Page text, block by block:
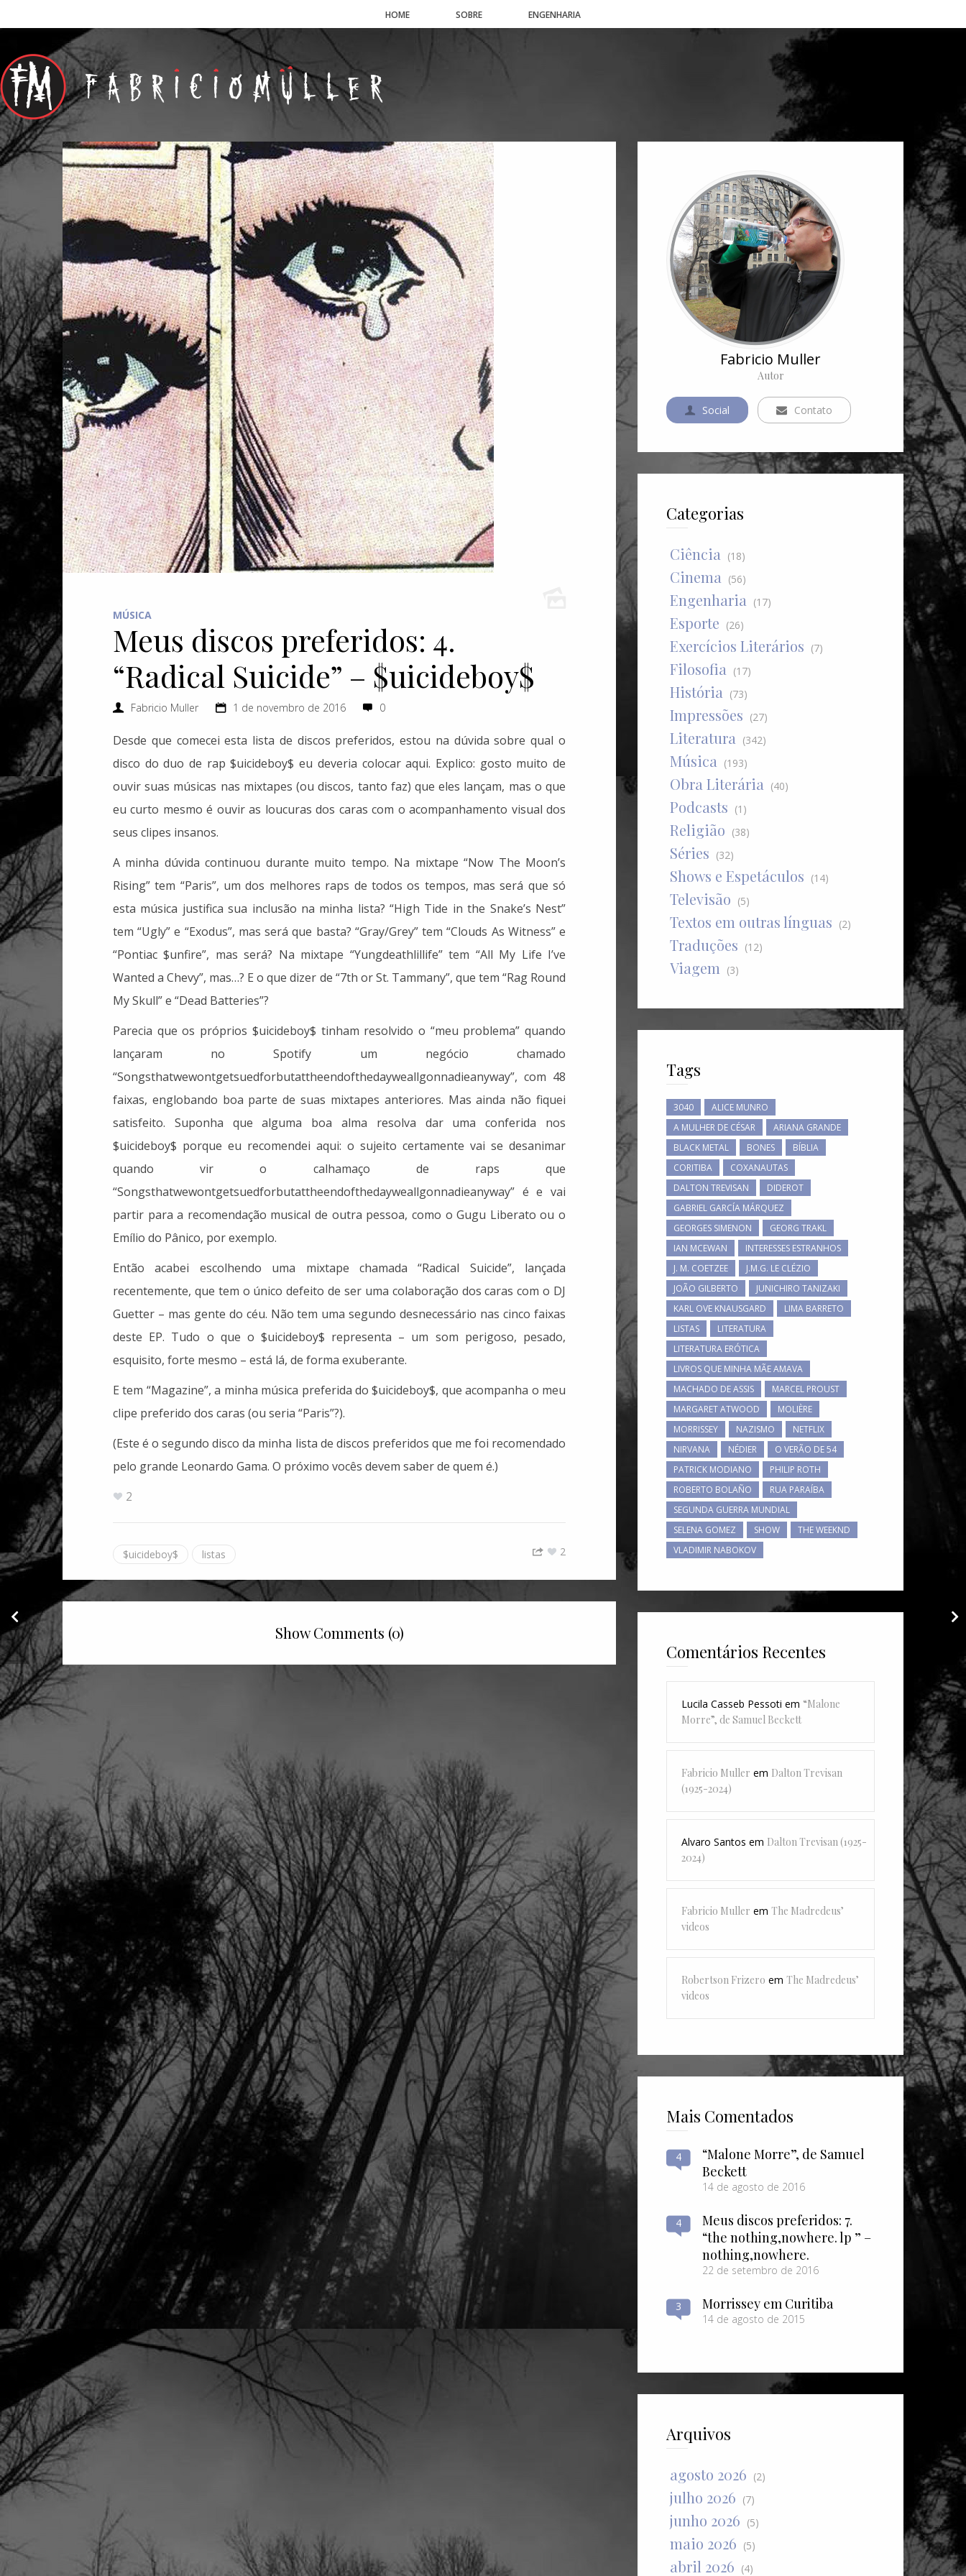
HOME SOBRE ENGENHARIA
Artigo: "Análise da influência
da hidrologia e do número de
unidades na perda de carga
média"
MÚSICA
Meus discos preferidos: 4.
“Radical Suicide” – $uicideboy$
Fabricio Muller 1 de novembro de 2016 0
Desde que comecei esta lista de discos preferidos, estou na dúvida sobre qual o
disco do duo de rap $uicideboy$ eu deveria colocar aqui. Explico: gosto muito de
ouvir suas músicas nas mixtapes (ou discos, tanto faz) que eles lançam, mas o que
eu curto mesmo é ouvir as loucuras dos caras com o acompanhamento visual dos
seus clipes insanos.
A minha dúvida continuou durante muito tempo. Na mixtape “Now The Moon’s
Rising” tem “Paris”, um dos melhores raps de todos os tempos, mas será que só
esta música justifica sua inclusão na minha lista? “High Tide in the Snake’s Nest”
tem “Ugly” e “Exodus”, mas será que basta? “Gray/Grey” tem “Clouds As Witness” e
“Pontiac $unfire”, mas será? Na mixtape “Yungdeathlillife” tem “All My Life I’ve
Wanted a Chevy”, mas…? E o que dizer de “7th or St. Tammany”, que tem “Rag Round
My Skull” e “Dead Batteries”?
Parecia que os próprios $uicideboy$ tinham resolvido o “meu problema” quando
lançaram no Spotify um negócio chamado
“Songsthatwewontgetsuedforbutattheendofthedayweallgonnadieanyway”, com 48
faixas, englobando boa parte de suas mixtapes anteriores. Mas ainda não fiquei
satisfeito. Suponha que alguma boa alma resolva dar uma conferida nos
$uicideboy$ porque eu recomendei aqui: o sujeito certamente vai se desanimar
quando vir o calhamaço de raps que
“Songsthatwewontgetsuedforbutattheendofthedayweallgonnadieanyway” é e vai
partir para a recomendação musical de outra pessoa, como o Gugu Liberato ou o
Emílio do Pânico, por exemplo.
Então acabei escolhendo uma mixtape chamada “Radical Suicide”, lançada
recentemente, que tem o único defeito de ser uma colaboração dos caras com o DJ
Guetter – mas gente do céu. Não tem uma segundo desnecessário nas cinco faixas
deste EP. Tudo o que o $uicideboy$ representa – um som perigoso, pesado,
esquisito, forte mesmo – está lá, de forma exuberante.
E tem “Magazine”, a minha música preferida do $uicideboy$, que acompanha o meu
clipe preferido dos caras (ou seria “Paris”?).
(Este é o segundo disco da minha lista de discos preferidos que me foi recomendado
pelo grande Leonardo Gama. O próximo vocês devem saber de quem é.)
2
$uicideboy$ listas 2
Show Comments (0)
Fabricio Muller
Autor
Social Contato
Categorias
Ciência (18)
Cinema (56)
Engenharia (17)
Esporte (26)
Exercícios Literários (7)
Filosofia (17)
História (73)
Impressões (27)
Literatura (342)
Música (193)
Obra Literária (40)
Podcasts (1)
Religião (38)
Séries (32)
Shows e Espetáculos (14)
Televisão (5)
Textos em outras línguas (2)
Traduções (12)
Viagem (3)
Tags
3040
ALICE MUNRO
A MULHER DE CÉSAR
ARIANA GRANDE
BLACK METAL
BONES
BÍBLIA
CORITIBA
COXANAUTAS
DALTON TREVISAN
DIDEROT
GABRIEL GARCÍA MÁRQUEZ
GEORGES SIMENON
GEORG TRAKL
IAN MCEWAN
INTERESSES ESTRANHOS
J. M. COETZEE
J.M.G. LE CLÉZIO
JOÃO GILBERTO
JUNICHIRO TANIZAKI
KARL OVE KNAUSGARD
LIMA BARRETO
LISTAS
LITERATURA
LITERATURA ERÓTICA
LIVROS QUE MINHA MÃE AMAVA
MACHADO DE ASSIS
MARCEL PROUST
MARGARET ATWOOD
MOLIÈRE
MORRISSEY
NAZISMO
NETFLIX
NIRVANA
NÉDIER
O VERÃO DE 54
PATRICK MODIANO
PHILIP ROTH
ROBERTO BOLAÑO
RUA PARAÍBA
SEGUNDA GUERRA MUNDIAL
SELENA GOMEZ
SHOW
THE WEEKND
VLADIMIR NABOKOV
Comentários Recentes
Lucila Casseb Pessoti em “Malone
Morre”, de Samuel Beckett
Fabricio Muller em Dalton Trevisan
(1925-2024)
Alvaro Santos em Dalton Trevisan (1925-
2024)
Fabricio Muller em The Madredeus’
videos
Robertson Frizero em The Madredeus’
videos
Mais Comentados
4
“Malone Morre”, de Samuel
Beckett
14 de agosto de 2016
4
Meus discos preferidos: 7.
“the nothing​,​nowhere. lp ” –
nothing​,​nowhere.
22 de setembro de 2016
3 Morrissey em Curitiba
14 de agosto de 2015
Arquivos
agosto 2026 (2)
julho 2026 (7)
junho 2026 (5)
maio 2026 (5)
abril 2026 (4)